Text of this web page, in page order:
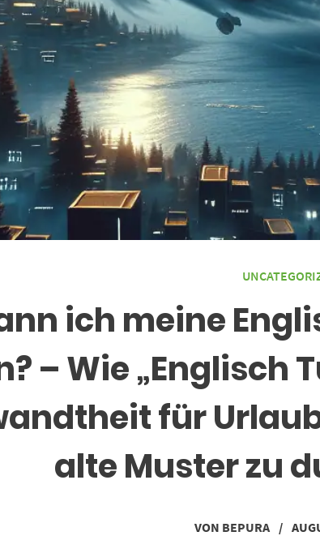
ich meine
– Wie „Englisch
für
alte Muster zu
VON BEPURA /